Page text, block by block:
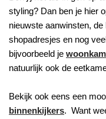
styling? Dan ben je hier
nieuwste aanwinsten,
shopadresjes en nog
bijvoorbeeld je
natuurlijk ook de
Bekijk ook eens een
binnenkijkers. Want